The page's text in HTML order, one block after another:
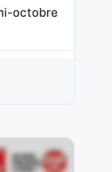
octobre
à 3